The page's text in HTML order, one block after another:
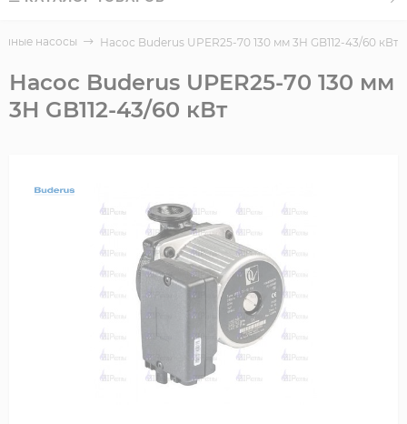
насосы Насос Buderus UPER25-70 130 мм 3H GB112-43/60 кВт
Насос Buderus UPER25-70 130 мм
3H GB112-43/60 кВт